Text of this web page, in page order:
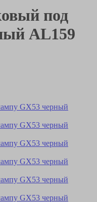
под
AL159